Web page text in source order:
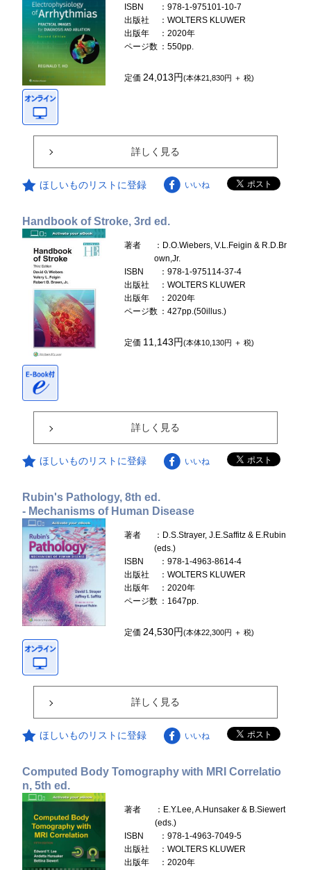
ISBN
：978-1-975101-10-7
出版社
：WOLTERS KLUWER
出版年
：2020年
ページ数 ：550pp.
定価24,013円(本体21,830円 ＋ 税)
詳しく見る
ほしいものリストに登録 いいね
Handbook of Stroke, 3rd ed.
著者
：D.O.Wiebers, V.L.Feigin & R.D.Br
own,Jr.
ISBN
：978-1-975114-37-4
出版社
：WOLTERS KLUWER
出版年
：2020年
ページ数 ：427pp.(50illus.)
定価 11,143円(本体10,130円 ＋ 税)
詳しく見る
ほしいものリストに登録 いいね
Rubin's Pathology, 8th ed.
- Mechanisms of Human Disease
著者
：D.S.Strayer, J.E.Saffitz & E.Rubin
(eds.)
ISBN
：978-1-4963-8614-4
出版社
：WOLTERS KLUWER
出版年
：2020年
ページ数 ：1647pp.
定価24,530円(本体22,300円 ＋ 税)
詳しく見る
ほしいものリストに登録 いいね
Computed Body Tomography with MRI Correlatio
n, 5th ed.
著者
：E.Y.Lee, A.Hunsaker & B.Siewert
(eds.)
ISBN
：978-1-4963-7049-5
出版社
：WOLTERS KLUWER
出版年
：2020年